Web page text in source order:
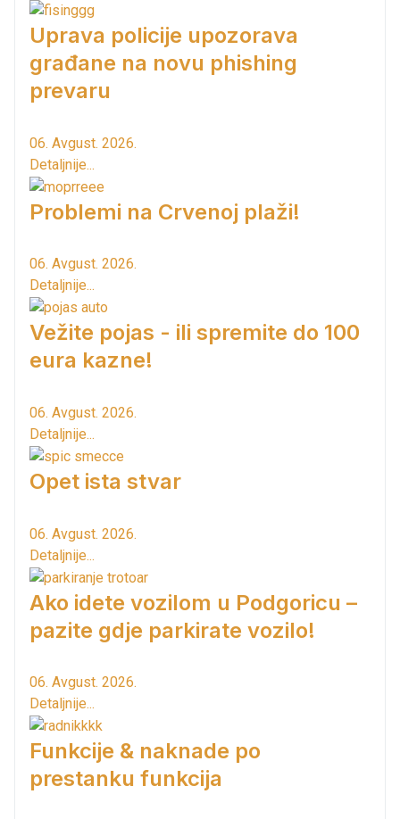
Uprava policije upozorava
građane na novu phishing
prevaru
06. Avgust. 2026.
Detaljnije...
Problemi na Crvenoj plaži!
06. Avgust. 2026.
Detaljnije...
Vežite pojas - ili spremite do 100
eura kazne!
06. Avgust. 2026.
Detaljnije...
Opet ista stvar
06. Avgust. 2026.
Detaljnije...
Ako idete vozilom u Podgoricu –
pazite gdje parkirate vozilo!
06. Avgust. 2026.
Detaljnije...
Funkcije & naknade po
prestanku funkcija